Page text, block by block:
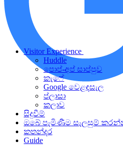
Visitor Experience
Huddle
පොප්-අප් සාප්පුව
කැෆේ
Google වෙළඳසැල
ප්ලාසා
කලාව
සිදුවීම්
ඔබේ පැමිණීම සැලසුම්
කතන්දර
Guide